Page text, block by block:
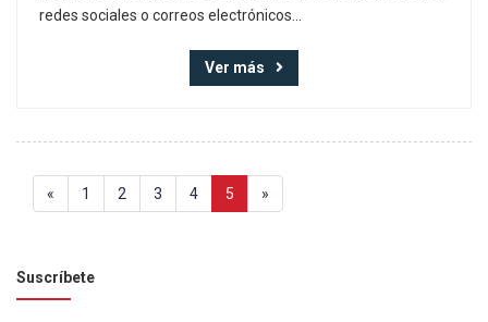
redes sociales o correos electrónicos...
Ver más
« 1 2 3 4 5 »
Suscríbete